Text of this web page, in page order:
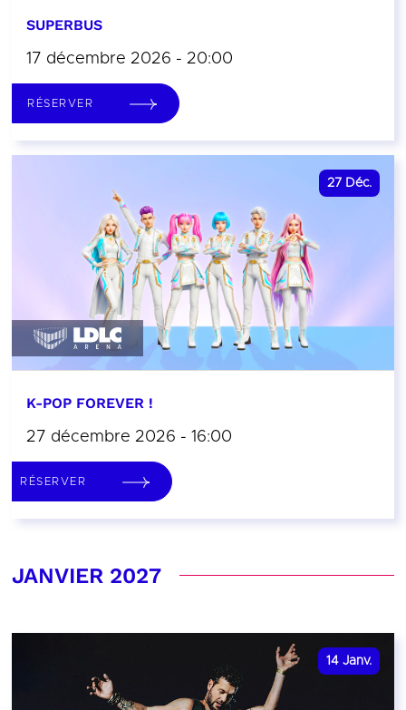
SUPERBUS
17 décembre 2026 - 20:00
RÉSERVER
27 Déc.
K-POP FOREVER !
27 décembre 2026 - 16:00
RÉSERVER
JANVIER 2027
14 Janv.